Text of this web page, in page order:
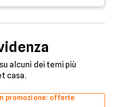
alcuni dei temi più
casa.
promozione: offerte